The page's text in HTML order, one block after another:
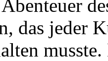
das jeder